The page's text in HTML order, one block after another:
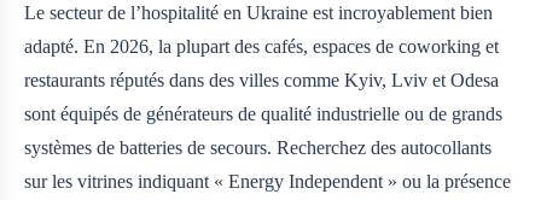
Le secteur de l’hospitalité en Ukraine est incroyablement bien
adapté. En 2026, la plupart des cafés, espaces de coworking et
restaurants réputés dans des villes comme Kyiv, Lviv et Odesa
sont équipés de générateurs de qualité industrielle ou de grands
systèmes de batteries de secours. Recherchez des autocollants
sur les vitrines indiquant « Energy Independent » ou la présence